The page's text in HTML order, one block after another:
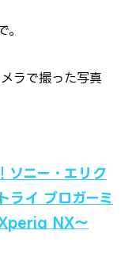
ラで撮った写真
ソニー・エリク
ライ ブロガーミ
Xperia NX～